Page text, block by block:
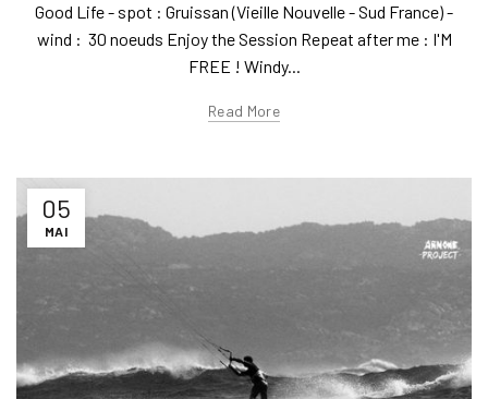
Good Life - spot : Gruissan (Vieille Nouvelle - Sud France) -
wind : 30 noeuds Enjoy the Session Repeat after me : I'M
FREE ! Windy...
Read More
05
MAI